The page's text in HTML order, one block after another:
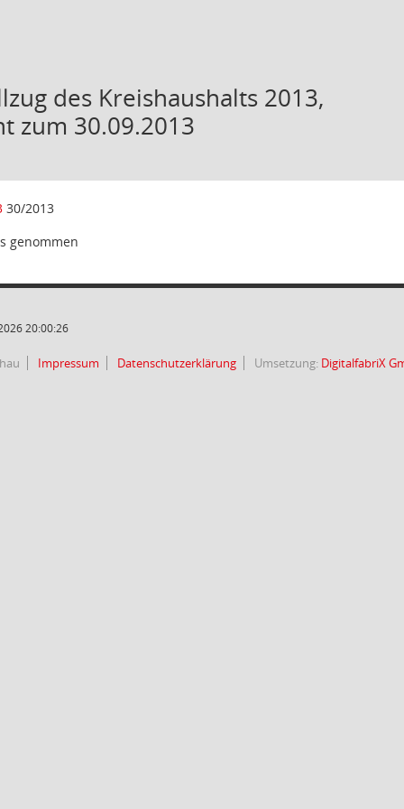
des Kreishaushalts 2013,
zum 30.09.2013
30/2013
genommen
20:00:26
Impressum Datenschutzerklärung Umsetzung: DigitalfabriX